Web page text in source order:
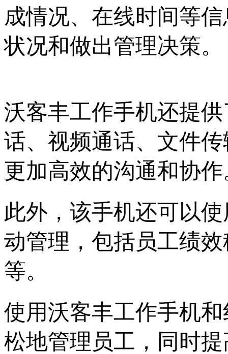
成情况、在线时间等
状况和做出管理决策。
沃客丰工作手机还提
话、视频通话、文件
更加高效的沟通和协作
此外，该手机还可以
动管理，包括员工绩
等。
使用沃客丰工作手机
松地管理员工，同时